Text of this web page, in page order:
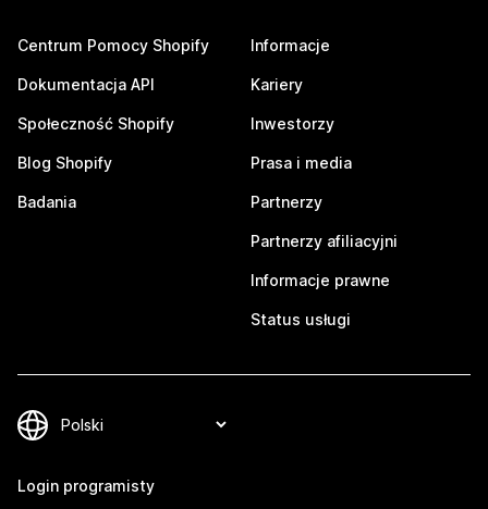
Centrum Pomocy Shopify
Dokumentacja API
Społeczność Shopify
Blog Shopify
Badania
Informacje
Kariery
Inwestorzy
Prasa i media
Partnerzy
Partnerzy afiliacyjni
Informacje prawne
Status usługi
Login programisty